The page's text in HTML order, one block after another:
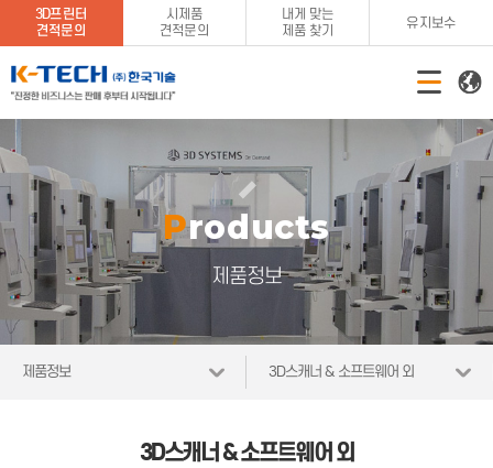
3D프린터
견적문의
시제품
견적문의
내게 맞는
제품 찾기
유지보수
Products
제품정보
제품정보 3D스캐너 & 소프트웨어 외
3D스캐너 & 소프트웨어 외